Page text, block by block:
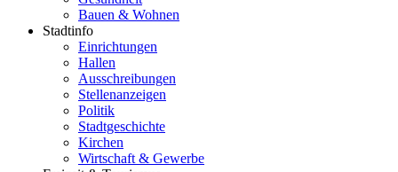
Bauen & Wohnen
Stadtinfo
Einrichtungen
Hallen
Ausschreibungen
Stellenanzeigen
Politik
Stadtgeschichte
Kirchen
Wirtschaft & Gewerbe